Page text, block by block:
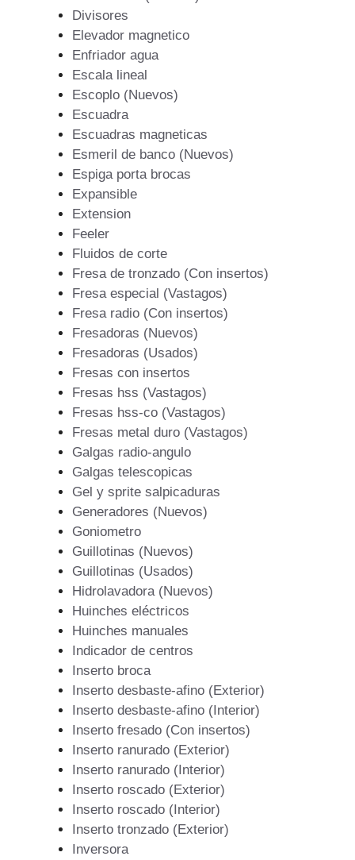
Divisores
Elevador magnetico
Enfriador agua
Escala lineal
Escoplo (Nuevos)
Escuadra
Escuadras magneticas
Esmeril de banco (Nuevos)
Espiga porta brocas
Expansible
Extension
Feeler
Fluidos de corte
Fresa de tronzado (Con insertos)
Fresa especial (Vastagos)
Fresa radio (Con insertos)
Fresadoras (Nuevos)
Fresadoras (Usados)
Fresas con insertos
Fresas hss (Vastagos)
Fresas hss-co (Vastagos)
Fresas metal duro (Vastagos)
Galgas radio-angulo
Galgas telescopicas
Gel y sprite salpicaduras
Generadores (Nuevos)
Goniometro
Guillotinas (Nuevos)
Guillotinas (Usados)
Hidrolavadora (Nuevos)
Huinches eléctricos
Huinches manuales
Indicador de centros
Inserto broca
Inserto desbaste-afino (Exterior)
Inserto desbaste-afino (Interior)
Inserto fresado (Con insertos)
Inserto ranurado (Exterior)
Inserto ranurado (Interior)
Inserto roscado (Exterior)
Inserto roscado (Interior)
Inserto tronzado (Exterior)
Inversora